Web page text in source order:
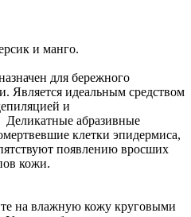
и манго.
для бережного
Является идеальным средством
и
Деликатные абразивные
клетки эпидермиса,
появлению вросших
кожи.
на влажную кожу круговыми